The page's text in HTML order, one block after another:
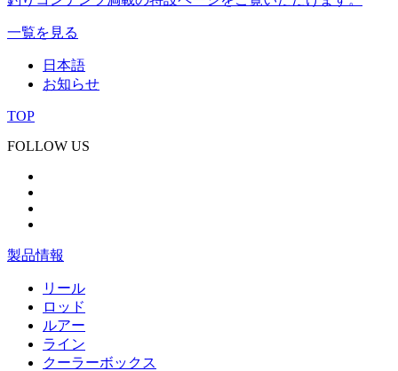
一覧を見る
日本語
お知らせ
TOP
FOLLOW US
製品情報
リール
ロッド
ルアー
ライン
クーラーボックス